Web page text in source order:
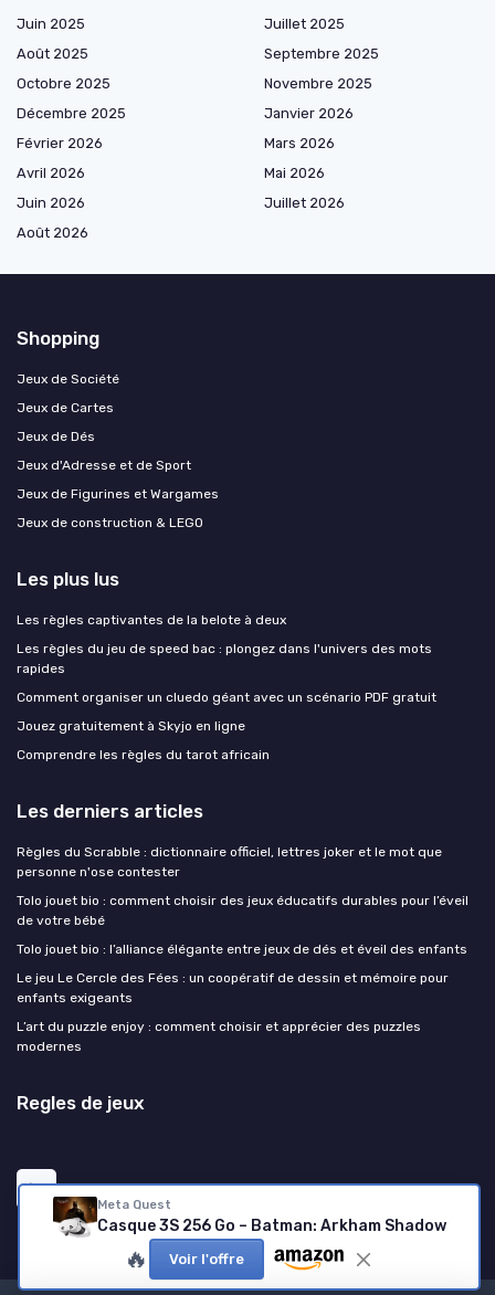
Meta Quest
Casque 3S 256 Go – Batman: Arkham Shadow
🔥 Voir l'offre
Juin 2025
Juillet 2025
Août 2025
Septembre 2025
Octobre 2025
Novembre 2025
Décembre 2025
Janvier 2026
Février 2026
Mars 2026
Avril 2026
Mai 2026
Juin 2026
Juillet 2026
Août 2026
Shopping
Jeux de Société
Jeux de Cartes
Jeux de Dés
Jeux d'Adresse et de Sport
Jeux de Figurines et Wargames
Jeux de construction & LEGO
Les plus lus
Les règles captivantes de la belote à deux
Les règles du jeu de speed bac : plongez dans l'univers des mots
rapides
Comment organiser un cluedo géant avec un scénario PDF gratuit
Jouez gratuitement à Skyjo en ligne
Comprendre les règles du tarot africain
Les derniers articles
Règles du Scrabble : dictionnaire officiel, lettres joker et le mot que
personne n'ose contester
Tolo jouet bio : comment choisir des jeux éducatifs durables pour l’éveil
de votre bébé
Tolo jouet bio : l’alliance élégante entre jeux de dés et éveil des enfants
Le jeu Le Cercle des Fées : un coopératif de dessin et mémoire pour
enfants exigeants
L’art du puzzle enjoy : comment choisir et apprécier des puzzles
modernes
Regles de jeux